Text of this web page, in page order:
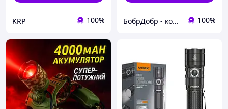
KRP 100% БобрДобр - корисні та цікаві товари для вашого життя 100%